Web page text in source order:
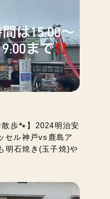
散歩🐾】2024明治安
セル神戸vs鹿島ア
明石焼き(玉子焼)や